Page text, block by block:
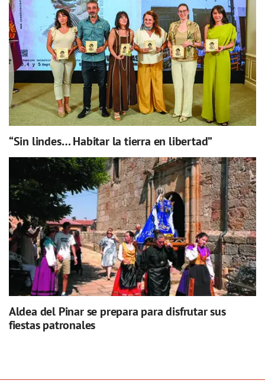
“Sin lindes… Habitar la tierra en libertad”
Aldea del Pinar se prepara para disfrutar sus
fiestas patronales